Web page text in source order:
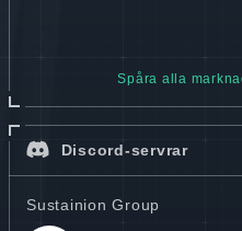
Spåra alla
Discord-servrar
Sustainion Group